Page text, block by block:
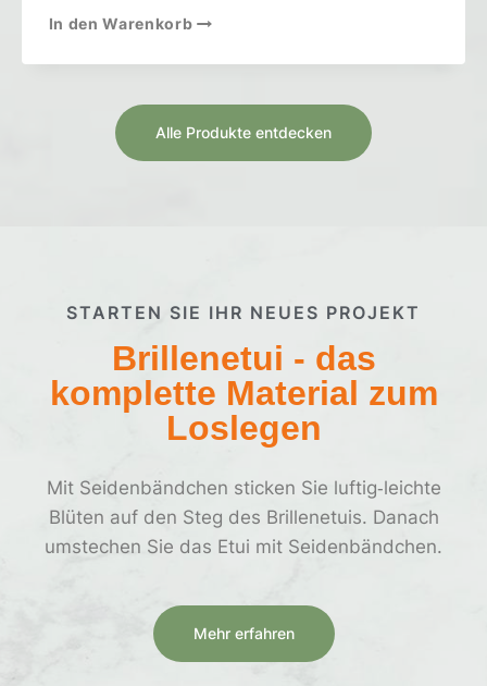
In den Warenkorb
Alle Produkte entdecken
STARTEN SIE IHR NEUES PROJEKT
Brillenetui - das
komplette Material zum
Loslegen
Mit Seidenbändchen sticken Sie luftig‐leichte
Blüten auf den Steg des Brillenetuis. Danach
umstechen Sie das Etui mit Seidenbändchen.
Mehr erfahren